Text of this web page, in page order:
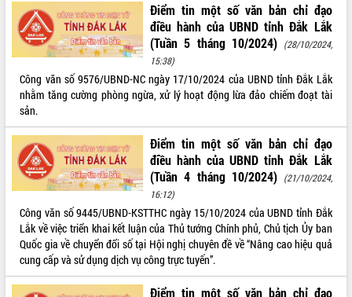
Điểm tin một số văn bản chỉ đạo
điều hành của UBND tỉnh Đắk Lắk
(Tuần 5 tháng 10/2024) (28/10/2024,
15:38)
Công văn số 9576/UBND-NC ngày 17/10/2024 của UBND tỉnh Đắk Lắk
nhằm tăng cường phòng ngừa, xử lý hoạt động lừa đảo chiếm đoạt tài
sản.
Điểm tin một số văn bản chỉ đạo
điều hành của UBND tỉnh Đắk Lắk
(Tuần 4 tháng 10/2024) (21/10/2024,
16:12)
Công văn số 9445/UBND-KSTTHC ngày 15/10/2024 của UBND tỉnh Đắk
Lắk về việc triển khai kết luận của Thủ tướng Chính phủ, Chủ tịch Ủy ban
Quốc gia về chuyển đổi số tại Hội nghị chuyên đề về “Nâng cao hiệu quả
cung cấp và sử dụng dịch vụ công trực tuyến”.
Điểm tin một số văn bản chỉ đạo